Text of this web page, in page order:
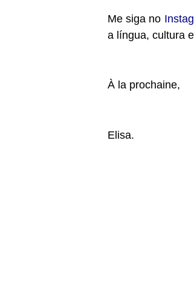
Me siga no
a língua, cultura
À la prochaine,
Elisa.